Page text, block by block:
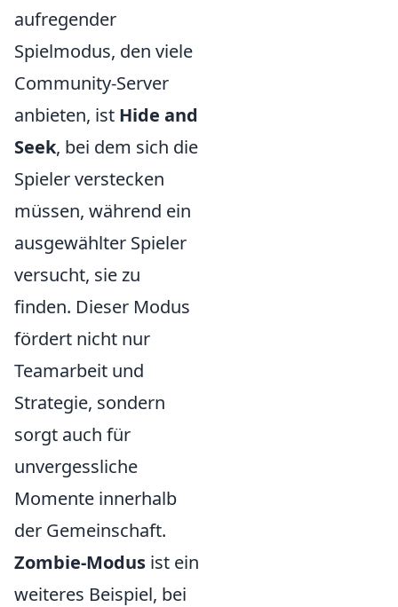
aufregender
Spielmodus, den viele
Community-Server
anbieten, ist Hide and
Seek, bei dem sich die
Spieler verstecken
müssen, während ein
ausgewählter Spieler
versucht, sie zu
finden. Dieser Modus
fördert nicht nur
Teamarbeit und
Strategie, sondern
sorgt auch für
unvergessliche
Momente innerhalb
der Gemeinschaft.
Zombie-Modus ist ein
weiteres Beispiel, bei